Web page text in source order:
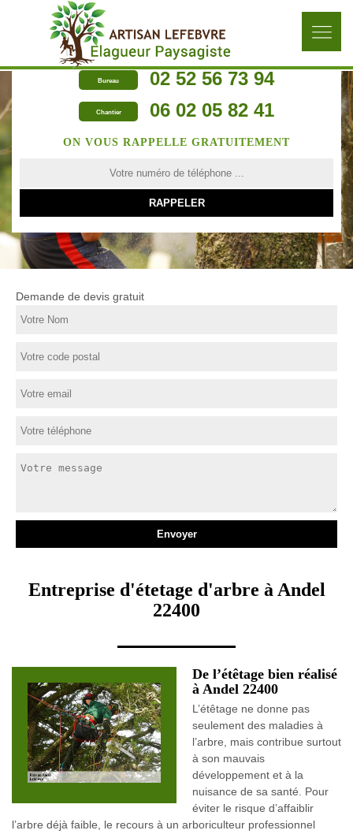
Bureau 02 52 56 73 94
Chantier 06 02 05 82 41
ON VOUS RAPPELLE GRATUITEMENT
Demande de devis gratuit
Entreprise d'étetage d'arbre à Andel
22400
De l’étêtage bien réalisé
à Andel 22400
L’étêtage ne donne pas
seulement des maladies à
l’arbre, mais contribue surtout
à son mauvais
développement et à la
nuisance de sa santé. Pour
éviter le risque d’affaiblir
l’arbre déjà faible, le recours à un arboriculteur professionnel